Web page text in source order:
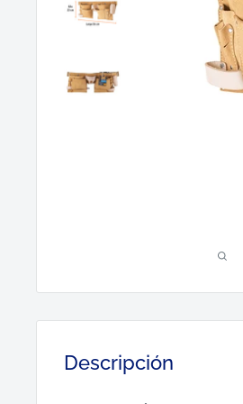
Descripción